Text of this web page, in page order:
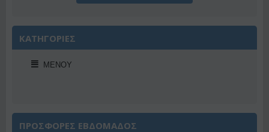
ΚΑΤΗΓΟΡΙΕΣ
ΜΕΝΟΎ
ΠΡΟΣΦΟΡΕΣ ΕΒΔΟΜΑΔΟΣ